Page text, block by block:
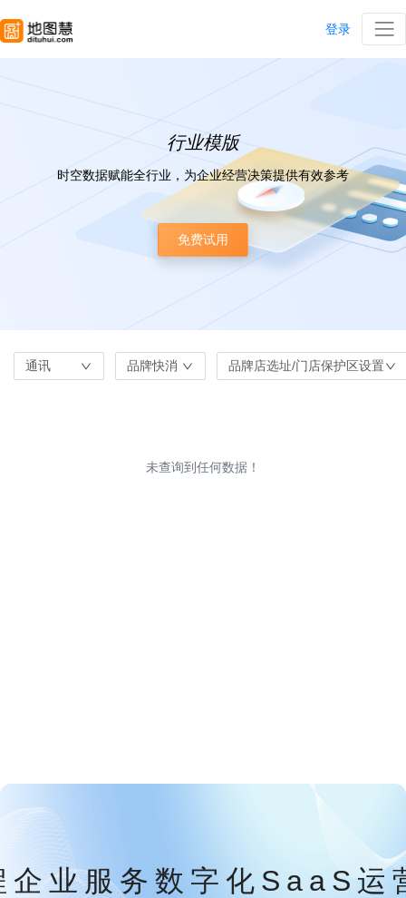
登录
行业模版
时空数据赋能全行业，为企业经营决策提供有效参考
免费试用
通讯 品牌快消 品牌店选址/门店保护区设置
未查询到任何数据！
企业服务数字化SaaS运